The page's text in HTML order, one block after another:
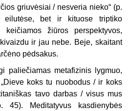
griuvėsiai / nesveria nieko“ (p.
bet ir kituose triptiko
keičiamos žiūros perspektyvos,
ir jau nebe. Beje, skaitant
pėdsakus.
paliečiamas metafizinis lygmuo,
koks tu nuobodus / ir koks
tavo darbas / visus mus
45). Meditatyvus kasdienybės